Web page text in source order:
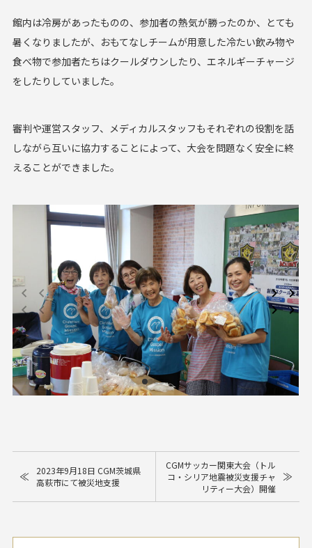
館内は冷房があったものの、参加者の熱気が勝ったのか、とても
暑くなりましたが、おもてなしチームが用意した冷たい飲み物や
食べ物で参加者たちはクールダウンしたり、エネルギーチャージ
をしたりしていました。
審判や運営スタッフ、メディカルスタッフもそれぞれの役割を話
しながら互いに協力することによって、大会を問題なく安全に終
えることができました。
≪
2023年9月18日 CGM茨城県
高萩市にて被災地支援
CGMサッカー関東大会（トル
コ・シリア地震被災支援チャ
リティー大会）開催
≫